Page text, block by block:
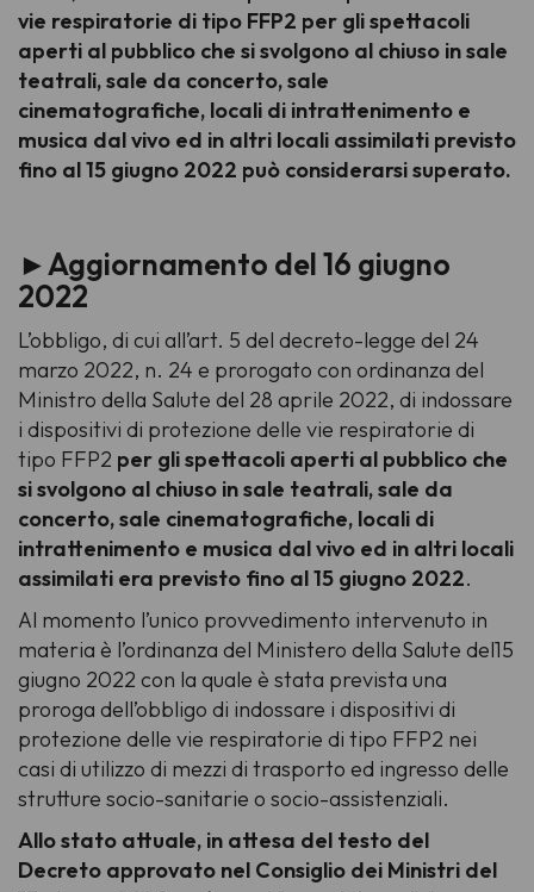
vie respiratorie di tipo FFP2 per gli spettacoli
aperti al pubblico che si svolgono al chiuso in sale
teatrali, sale da concerto, sale
cinematografiche, locali di intrattenimento e
musica dal vivo ed in altri locali assimilati previsto
fino al 15 giugno 2022 può considerarsi superato.
►Aggiornamento del 16 giugno
2022
L’obbligo, di cui all’art. 5 del decreto-legge del 24
marzo 2022, n. 24 e prorogato con ordinanza del
Ministro della Salute del 28 aprile 2022, di indossare
i dispositivi di protezione delle vie respiratorie di
tipo FFP2 per gli spettacoli aperti al pubblico che
si svolgono al chiuso in sale teatrali, sale da
concerto, sale cinematografiche, locali di
intrattenimento e musica dal vivo ed in altri locali
assimilati era previsto fino al 15 giugno 2022.
Al momento l’unico provvedimento intervenuto in
materia è l’ordinanza del Ministero della Salute del15
giugno 2022 con la quale è stata prevista una
proroga dell’obbligo di indossare i dispositivi di
protezione delle vie respiratorie di tipo FFP2 nei
casi di utilizzo di mezzi di trasporto ed ingresso delle
strutture socio-sanitarie o socio-assistenziali.
Allo stato attuale, in attesa del testo del
Decreto approvato nel Consiglio dei Ministri del